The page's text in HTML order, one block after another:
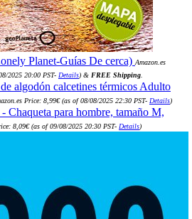
Planet-Guías De cerca) Amazon.es
2025 20:00 PST- Details) & FREE Shipping
algodón calcetines térmicos Adulto
Price: 8,99€(as of 08/08/2025 22:30 PST- Details)
Chaqueta para hombre, tamaño M,
8,09€(as of 09/08/2025 20:30 PST- Details)